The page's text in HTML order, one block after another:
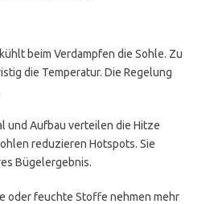
beim Verdampfen die Sohle. Zu
die Temperatur. Die Regelung
und Aufbau verteilen die Hitze
reduzieren Hotspots. Sie
Bügelergebnis.
oder feuchte Stoffe nehmen mehr